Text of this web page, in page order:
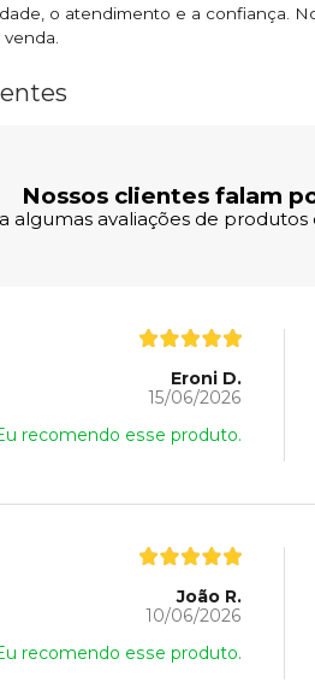
o atendimento e a confiança.
Nossos clientes falam
algumas avaliações de produtos
Eroni D.
15/06/2026
recomendo esse produto.
João R.
10/06/2026
recomendo esse produto.